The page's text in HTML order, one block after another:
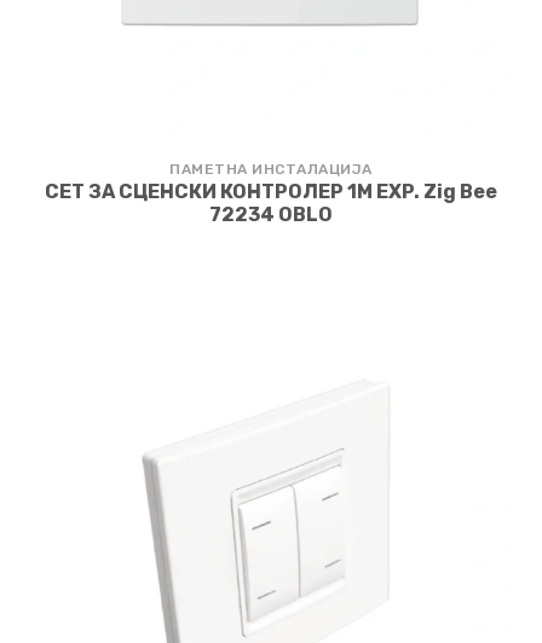
ПАМЕТНА ИНСТАЛАЦИЈА
СЕТ ЗА СЦЕНСКИ КОНТРОЛЕР 1M EXP. Zig Bee
72234 OBLO